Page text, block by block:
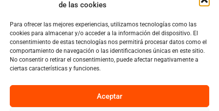
de las cookies
Para ofrecer las mejores experiencias, utilizamos tecnologías como las
cookies para almacenar y/o acceder a la información del dispositivo. El
consentimiento de estas tecnologías nos permitirá procesar datos como el
comportamiento de navegación o las identificaciones únicas en este sitio.
No consentir o retirar el consentimiento, puede afectar negativamente a
ciertas características y funciones.
Aceptar
info@marianobraga.com
BRAGA Academia
Podcast
Sobre Mariano